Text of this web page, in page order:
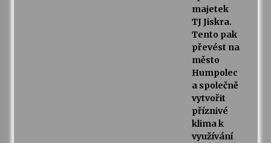
majetek
TJ Jiskra.
Tento pak
převést na
město
Humpolec
a společně
vytvořit
příznivé
klima k
využívání